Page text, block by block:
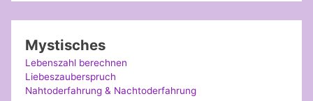
Mystisches
Lebenszahl berechnen
Liebeszauberspruch
Nahtoderfahrung & Nachtoderfahrung